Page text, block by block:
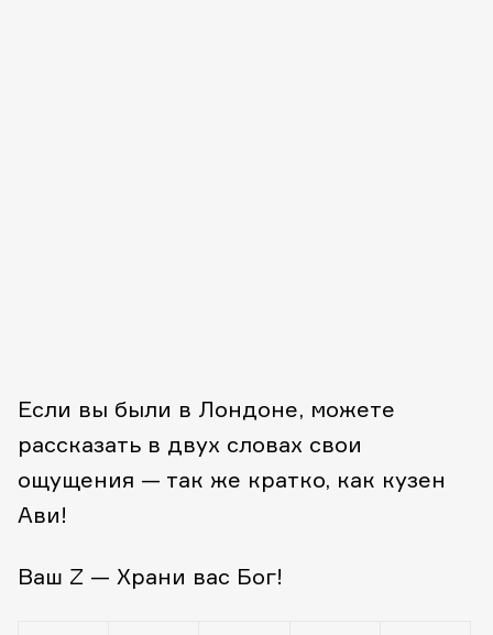
Если вы были в Лондоне, можете
рассказать в двух словах свои
ощущения — так же кратко, как кузен
Ави!
Ваш Z — Храни вас Бог!